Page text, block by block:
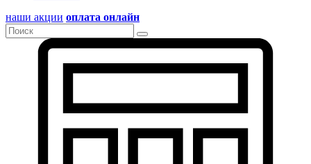
наши акции оплата онлайн